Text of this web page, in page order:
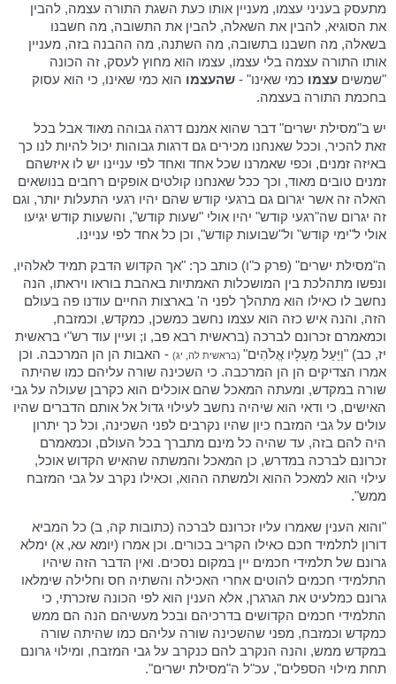
מתעסק בעניני עצמו, מעניין אותו כעת השגת התורה עצמה, להבין
את הסוגיא, להבין את השאלה, להבין את התשובה, מה חשבנו
בשאלה, מה חשבנו בתשובה, מה השתנה, מה ההבנה בזה, מעניין
אותו התורה עצמה בלי עצמו, עצמו הוא מחוץ לעסק, זה הכונה
"שמשיםעצמו כמי שאינו" -שהעצמו הוא כמי שאינו, כי הוא עסוק
בחכמת התורה בעצמה.
יש ב"מסילת ישרים" דבר שהוא אמנם דרגה גבוהה מאוד אבל בכל
זאת להכיר, וככל שאנחנו מכירים גם דרגות גבוהות יכול להיות לנו כך
באיזה זמנים, וכפי שאמרנו שכל אחד ואחד לפי עניינו יש לו איזשהם
זמנים טובים מאוד, וכך ככל שאנחנו קולטים אופקים רחבים בנושאים
האלה זה אשר יגרום גם ברגעי קודש שהם יהיו רגעי התעלות יותר, וגם
זה יגרום שה"רגעי קודש" יהיו אולי "שעות קודש", והשעות קודש יגיעו
אולי ל"ימי קודש" ול"שבועות קודש", וכן כל אחד לפי עניינו.
ה"מסילת ישרים" (פרק כ"ו) כותב כך: "אך הקדוש הדבק תמיד לאלהיו,
ונפשו מתהלכת בין המושכלות האמתיות באהבת בוראו ויראתו, הנה
נחשב לו כאילו הוא מתהלך לפני ה' בארצות החיים עודנו פה בעולם
הזה, והנה איש כזה הוא עצמו נחשב כמשכן, כמקדש, וכמזבח,
וכמאמרם זכרונם לברכה (בראשית רבא פב, ו; ועיין עוד רש"י בראשית
יז, כב) "וַיַּעַל מֵעָלָיו אֱלֹהִים" (בראשית לה, יג) - האבות הן הן המרכבה. וכן
אמרו הצדיקים הן הן המרכבה. כי השכינה שורה עליהם כמו שהיתה
שורה במקדש, ומעתה המאכל שהם אוכלים הוא כקרבן שעולה על גבי
האישים, כי ודאי הוא שיהיה נחשב לעילוי גדול אל אותם הדברים שהיו
עולים על גבי המזבח כיון שהיו נקרבים לפני השכינה, וכל כך יתרון
היה להם בזה, עד שהיה כל מינם מתברך בכל העולם, וכמאמרם
זכרונם לברכה במדרש, כן המאכל והמשתה שהאיש הקדוש אוכל,
עילוי הוא למאכל ההוא ולמשתה ההוא, וכאילו נקרב על גבי המזבח
ממש".
"והוא הענין שאמרו עליו זכרונם לברכה (כתובות קה, ב) כל המביא
דורון לתלמיד חכם כאילו הקריב בכורים. וכן אמרו (יומא עא, א) ימלא
גרונם של תלמידי חכמים יין במקום נסכים. ואין הדבר הזה שיהיו
התלמידי חכמים להוטים אחרי האכילה והשתיה חס וחלילה שימלאו
גרונם כמלעיט את הגרגרן, אלא הענין הוא לפי הכונה שזכרתי, כי
התלמידי חכמים הקדושים בדרכיהם ובכל מעשיהם הנה הם ממש
כמקדש וכמזבח, מפני שהשכינה שורה עליהם כמו שהיתה שורה
במקדש ממש, והנה הנקרב להם כנקרב על גבי המזבח, ומילוי גרונם
תחת מילוי הספלים", עכ"ל ה"מסילת ישרים".